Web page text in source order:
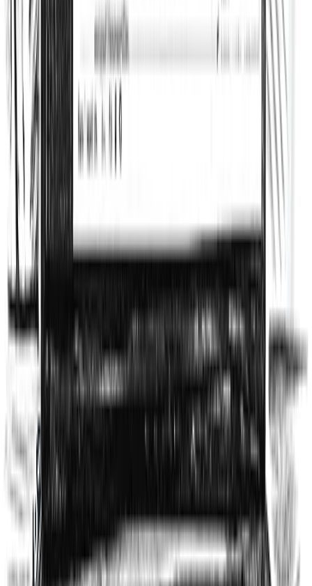
SEO de autor
SEO de taxonomías